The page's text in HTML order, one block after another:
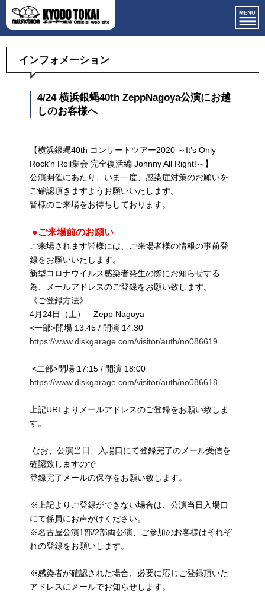
インフォメーション
4/24 横浜銀蝿40th ZeppNagoya公演にお越
しのお客様へ
【横浜銀蝿40th コンサートツアー2020 ～It’s Only
Rock’n Roll集会 完全復活編 Johnny All Right!～】
公演開催にあたり、いま一度、感染症対策のお願いを
ご確認頂きますようお願いいたします。
皆様のご来場をお待ちしております。
●ご来場前のお願い
ご来場されます皆様には、ご来場者様の情報の事前登
録をお願いいたします。
新型コロナウイルス感染者発生の際にお知らせする
為、メールアドレスのご登録をお願い致します。
《ご登録方法》
4月24日（土） Zepp Nagoya
<一部>開場 13:45 / 開演 14:30
https://www.diskgarage.com/visitor/auth/no086619
<二部>開場 17:15 / 開演 18:00
https://www.diskgarage.com/visitor/auth/no086618
上記URLよりメールアドレスのご登録をお願い致しま
す。
なお、公演当日、入場口にて登録完了のメール受信を
確認致しますので
登録完了メールの保存をお願い致します。
※上記よりご登録ができない場合は、公演当日入場口
にて係員にお声がけください。
※名古屋公演1部/2部両公演、ご参加のお客様はそれぞ
れの登録をお願いします。
※感染者が確認された場合、必要に応じご登録頂いた
アドレスにメールでお知らせします。